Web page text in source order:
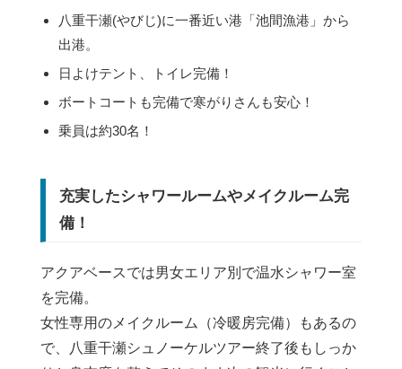
八重干瀬(やびじ)に一番近い港「池間漁港」から
出港。
日よけテント、トイレ完備！
ボートコートも完備で寒がりさんも安心！
乗員は約30名！
充実したシャワールームやメイクルーム完
備！
アクアベースでは男女エリア別で温水シャワー室
を完備。
女性専用のメイクルーム（冷暖房完備）もあるの
で、八重干瀬シュノーケルツアー終了後もしっか